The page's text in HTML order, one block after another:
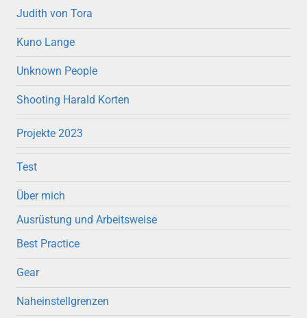
Judith von Tora
Kuno Lange
Unknown People
Shooting Harald Korten
Projekte 2023
Test
Über mich
Ausrüstung und Arbeitsweise
Best Practice
Gear
Naheinstellgrenzen